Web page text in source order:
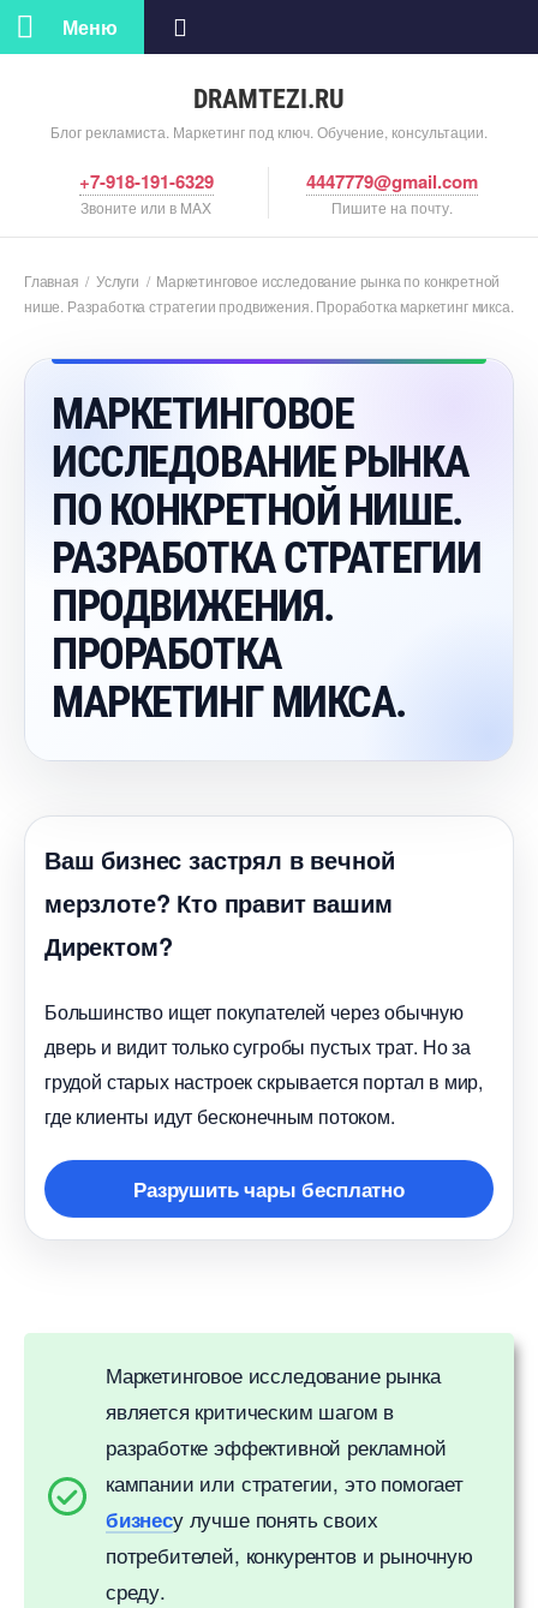
DRAMTEZI.RU
Блог рекламиста. Маркетинг под ключ. Обучение, консультации.
Меню
+7-918-191-6329
Звоните или в MAX
4447779@gmail.com
Пишите на почту.
Главная / Услуги / Маркетинговое исследование рынка по конкретной
нише. Разработка стратегии продвижения. Проработка маркетинг микса.
МАРКЕТИНГОВОЕ
ИССЛЕДОВАНИЕ РЫНКА
ПО КОНКРЕТНОЙ НИШЕ.
РАЗРАБОТКА СТРАТЕГИИ
ПРОДВИЖЕНИЯ.
ПРОРАБОТКА
МАРКЕТИНГ МИКСА.
аш бизнес застрял в вечной
мерзлоте? Кто правит вашим
Директом?
Большинство ищет покупателей через обычную
дверь и видит только сугробы пустых трат. Но за
рудой старых настроек скрывается портал в мир,
де клиенты идут бесконечным потоком.
Разрушить чары бесплатно
Маркетинговое исследование рынка
является критическим шагом
разработке эффективной рекламной
кампании или стратегии, это помогает
изнесу лучше понять своих
потребителей, конкурентов и рыночную
среду.